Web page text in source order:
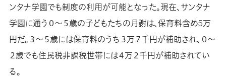
ンタナ学園でも制度の利用が可能となった。現在、サンタナ
学園に通う０～５歳の子どもたちの月謝は、保育料含め5万
円だ。３～５歳には保育料のうち３万７千円が補助され、０～
２歳でも住民税非課税世帯には４万２千円が補助されてい
る。